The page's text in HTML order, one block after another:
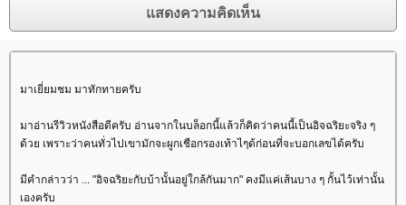
มาเยี่ยมชม มาทักทายครับ
มาอ่านรีวิวหนังสือดีครับ อ่านจากในบล็อกนี้แล้วก็คิดว่าคนนี้เป็นอิจฉริยะจริง ๆ
ด้วย เพราะว่าคนทั่วไปเขามักจะผูกเชือกรองเท้าไๆด้ก่อนที่จะบอกเลขได้ครับ
มีคำกล่าวว่า ... "อิจฉริยะกับบ้านั้นอยู่ใกล้กันมาก" คงมีแค่เส้นบาง ๆ กั้นไว้เท่านั้น
เองครับ